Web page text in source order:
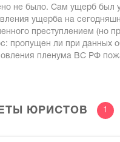
не было. Сам ущерб был
ущерба на
преступлением (но
пропущен ли при данных
пленума ВС РФ
ЮРИСТОВ 1